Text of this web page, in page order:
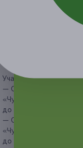
Вы можете
распечатанном виде.
Один человек может
Участие в квесте (пн-
— Скидка 58% на
«Чума» для команды
до 15:00) (1680 руб.
— Скидка 51% на
«Чума» для команды
до 23:45) (1960 руб.